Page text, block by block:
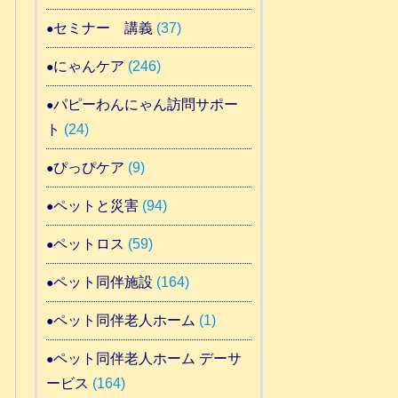
セミナー 講義(37)
にゃんケア (246)
パピーわんにゃん訪問サポー
ト (24)
ぴっぴケア (9)
ペットと災害(94)
ペットロス (59)
ペット同伴施設 (164)
ペット同伴老人ホーム (1)
ペット同伴老人ホーム デーサ
ービス (164)